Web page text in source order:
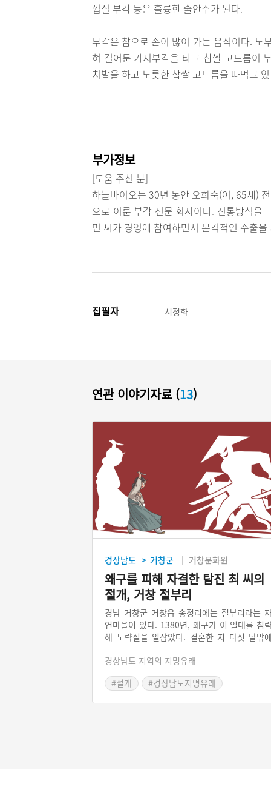
껍질 부각 등은 훌륭한 술안주가 된다.
부각은 참으로 손이 많이 가는 음식이다. 노
혀 걸어둔 가지부각을 타고 찹쌀 고드름이
치발을 하고 노릇한 찹쌀 고드름을 따먹고
부가정보
[도움 주신 분]
하늘바이오는 30년 동안 오희숙(여, 65세)
으로 이룬 부각 전문 회사이다. 전통방식을
민 씨가 경영에 참여하면서 본격적인 수출
집필자 서정화
연관 이야기자료 (13)
경상남도 > 거창군 거창문화원
왜구를 피해 자결한 탐진 최 씨의
절개, 거창 절부리
경남 거창군 거창읍 송정리에는 절부리라는
연마을이 있다. 1380년, 왜구가 이 일대를 침
해 노략질을 일삼았다. 결혼한 지 다섯 달밖
로 나가고 그의 아내 탐진 최 씨 혼자 집에 있
했다. 최 씨는 은장도로 왜구가 만진 젖가슴
경상남도 지역의 지명유래
#절개
#경상남도지명유래